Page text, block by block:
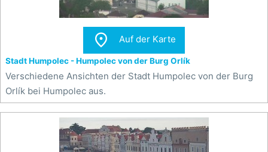
 Auf der Karte
Stadt Humpolec - Humpolec von der Burg Orlík
Verschiedene Ansichten der Stadt Humpolec von der Burg
Orlík bei Humpolec aus.